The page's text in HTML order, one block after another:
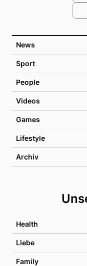
News
Sport
People
Videos
Games
Lifestyle
Archiv
Health
Liebe
Family